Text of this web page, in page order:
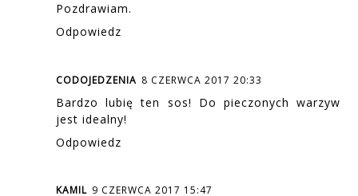
Pozdrawiam.
Odpowiedz
CODOJEDZENIA 8 CZERWCA 2017 20:33
Bardzo lubię ten sos! Do pieczonych warzyw
jest idealny!
Odpowiedz
KAMIL 9 CZERWCA 2017 15:47